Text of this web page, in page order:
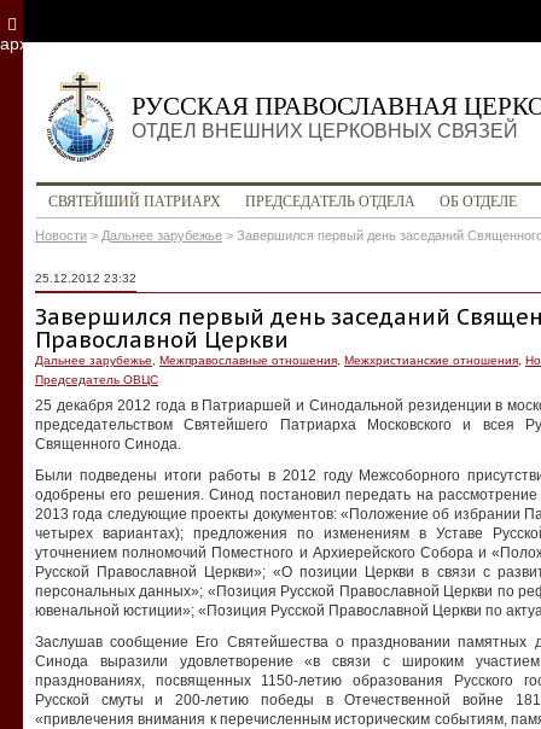
РУССКАЯ ПРАВОСЛАВНАЯ
ОТДЕЛ ВНЕШНИХ ЦЕРКОВНЫХ СВЯЗЕЙ
СВЯТЕЙШИЙ ПАТРИАРХ ПРЕДСЕДАТЕЛЬ ОТДЕЛА ОБ ОТДЕЛЕ
Новости > Дальнее зарубежье > Завершился первый день заседаний
25.12.2012 23:32
Завершился первый день заседаний
Православной Церкви
Дальнее зарубежье Межправославные отношения Межхристианские отношения
Председатель ОВЦС
25 декабря 2012 года в Патриаршей и Синодальной резиденции в
председательством Святейшего Патриарха Московского и всея
Священного Синода.
Были подведены итоги работы в 2012 году Межсоборного
одобрены его решения. Синод постановил передать на
2013 года следующие проекты документов: «Положение об избрании
четырех вариантах); предложения по изменениям в Уставе
уточнением полномочий Поместного и Архиерейского Собора и
Русской Православной Церкви»; «О позиции Церкви в связи с
персональных данных»; «Позиция Русской Православной Церкви по
ювенальной юстиции»; «Позиция Русской Православной Церкви по
Заслушав сообщение Его Святейшества о праздновании памятных
Синода выразили удовлетворение «в связи с широким
празднованиях, посвященных 1150-летию образования Русского
Русской смуты и 200-летию победы в Отечественной войне
«привлечения внимания к перечисленным историческим событиям,
архив